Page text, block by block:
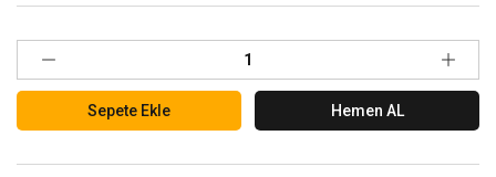
Sepete Ekle Hemen AL